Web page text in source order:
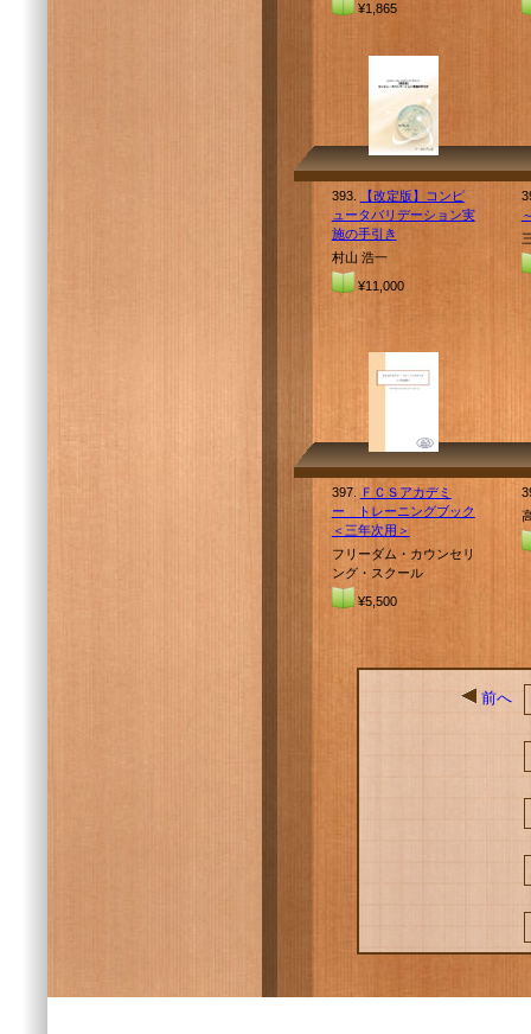
¥1,865
393.
【改定版】コンピ
ュータバリデーション実
施の手引き
村山 浩一
¥11,000
397.
ＦＣＳアカデミ
ー トレーニングブック
＜三年次用＞
フリーダム・カウンセリ
ング・スクール
¥5,500
前へ